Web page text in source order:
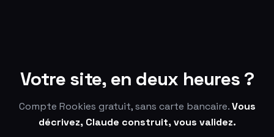
Votre site, en deux heures ?
Compte Rookies gratuit, sans carte bancaire.Vous
décrivez, Claude construit, vous validez.